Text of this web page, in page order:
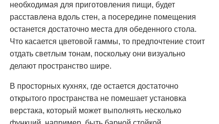
необходимая для приготовления пищи, будет
расставлена вдоль стен, а посередине помещения
останется достаточно места для обеденного стола.
Что касается цветовой гаммы, то предпочтение стоит
отдать светлым тонам, поскольку они визуально
делают пространство шире.
В просторных кухнях, где остается достаточно
открытого пространства не помешает установка
верстака, который может выполнять несколько